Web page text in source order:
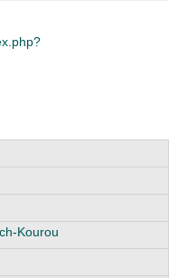
Kourou